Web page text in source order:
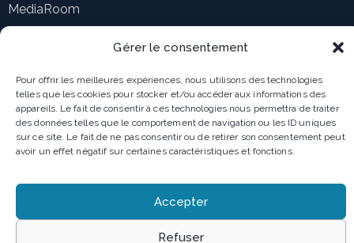
Gérer le consentement
Pour offrir les meilleures expériences, nous utilisons des technologies
telles que les cookies pour stocker et/ou accéder aux informations des
appareils. Le fait de consentir à ces technologies nous permettra de traiter
des données telles que le comportement de navigation ou les ID uniques
sur ce site. Le fait de ne pas consentir ou de retirer son consentement peut
avoir un effet négatif sur certaines caractéristiques et fonctions.
Accepter
Refuser
MediaRoom
Politique de confidentialité
Conditions générales